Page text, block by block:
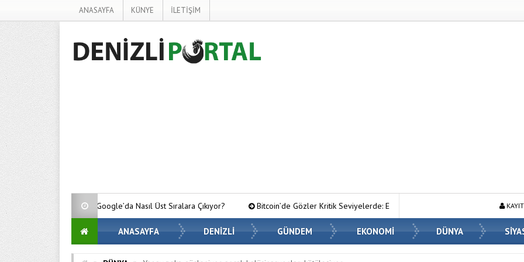
ANASAYFA KÜNYE İLETİŞİM
Google’da Nasıl Üst Sıralara Çıkıyor? Bitcoin’de Gözler Kritik Seviyelerde: ETF Girişleri ve Makro Riskler Fiyatı Nasıl Etkiliyor?
ANASAYFA DENİZLİ GÜNDEM EKONOMİ DÜNYA